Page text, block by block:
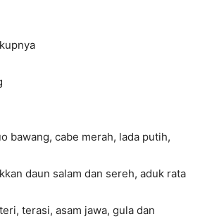
bawang, cabe merah, lada putih,
daun salam dan sereh, aduk rata
terasi, asam jawa, gula dan